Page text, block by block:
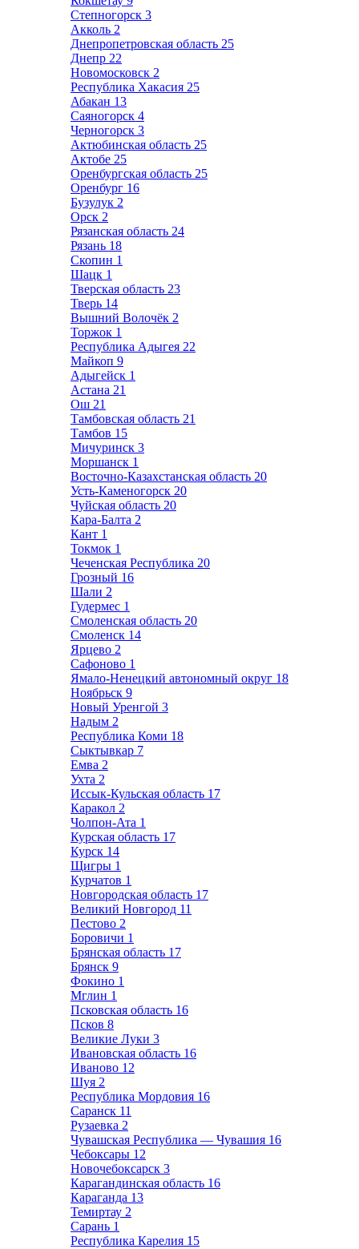
Степногорск 3
Акколь 2
Днепропетровская область 25
Днепр 22
Новомосковск 2
Республика Хакасия 25
Абакан 13
Саяногорск 4
Черногорск 3
Актюбинская область 25
Актобе 25
Оренбургская область 25
Оренбург 16
Бузулук 2
Орск 2
Рязанская область 24
Рязань 18
Скопин 1
Шацк 1
Тверская область 23
Тверь 14
Вышний Волочёк 2
Торжок 1
Республика Адыгея 22
Майкоп 9
Адыгейск 1
Астана 21
Ош 21
Тамбовская область 21
Тамбов 15
Мичуринск 3
Моршанск 1
Восточно-Казахстанская область 20
Усть-Каменогорск 20
Чуйская область 20
Кара-Балта 2
Кант 1
Токмок 1
Чеченская Республика 20
Грозный 16
Шали 2
Гудермес 1
Смоленская область 20
Смоленск 14
Ярцево 2
Сафоново 1
Ямало-Ненецкий автономный округ 18
Ноябрьск 9
Новый Уренгой 3
Надым 2
Республика Коми 18
Сыктывкар 7
Емва 2
Ухта 2
Иссык-Кульская область 17
Каракол 2
Чолпон-Ата 1
Курская область 17
Курск 14
Щигры 1
Курчатов 1
Новгородская область 17
Великий Новгород 11
Пестово 2
Боровичи 1
Брянская область 17
Брянск 9
Фокино 1
Мглин 1
Псковская область 16
Псков 8
Великие Луки 3
Ивановская область 16
Иваново 12
Шуя 2
Республика Мордовия 16
Саранск 11
Рузаевка 2
Чувашская Республика — Чувашия 16
Чебоксары 12
Новочебоксарск 3
Карагандинская область 16
Караганда 13
Темиртау 2
Сарань 1
Республика Карелия 15